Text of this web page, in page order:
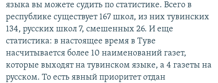
языка вы можете судить по статистике. Всего в
республике существует 167 школ, из них тувинских
134, русских школ 7, смешенных 26. И еще
статистика: в настоящее время в Туве
насчитывается более 10 наименований газет,
которые выходят на тувинском языке, а 4 газеты на
русском. То есть явный приоритет отдан